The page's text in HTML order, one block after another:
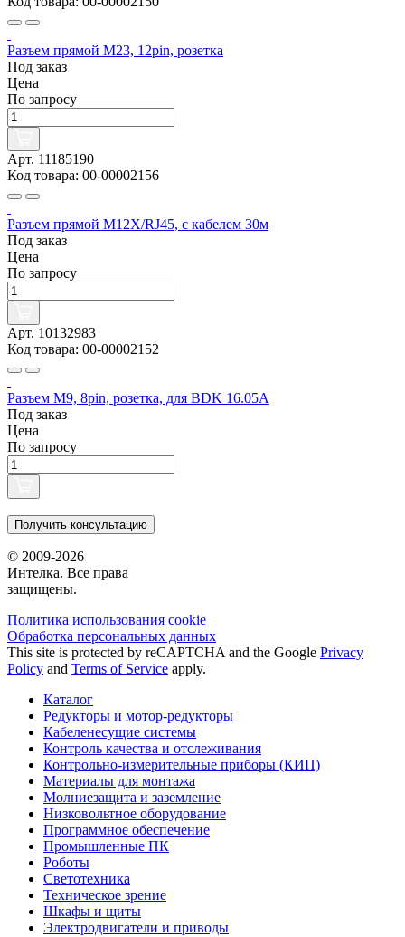
Разъем прямой M23, 12pin, розетка
Под заказ
Цена
По запросу
Арт. 11185190
Код товара: 00-00002156
Разъем прямой M12X/RJ45, с кабелем 30м
Под заказ
Цена
По запросу
Арт. 10132983
Код товара: 00-00002152
Разъем M9, 8pin, розетка, для BDK 16.05A
Под заказ
Цена
По запросу
Получить консультацию
© 2009-2026
Интелка. Все права
защищены.
Политика использования сookie
Обработка персональных данных
This site is protected by reCAPTCHA and the Google Privacy
Policy and Terms of Service apply.
Каталог
Редукторы и мотор-редукторы
Кабеленесущие системы
Контроль качества и отслеживания
Контрольно-измерительные приборы (КИП)
Материалы для монтажа
Молниезащита и заземление
Низковольтное оборудование
Программное обеспечение
Промышленные ПК
Роботы
Светотехника
Техническое зрение
Шкафы и щиты
Электродвигатели и приводы